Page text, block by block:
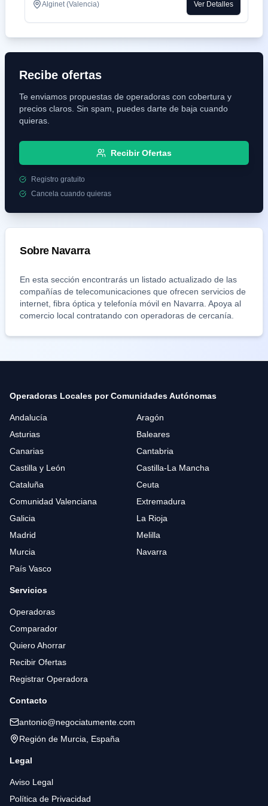
Alginet (Valencia) Ver Detalles
Recibe ofertas
Te enviamos propuestas de operadoras con cobertura y
precios claros. Sin spam, puedes darte de baja cuando
quieras.
Recibir Ofertas
Registro gratuito
Cancela cuando quieras
Sobre Navarra
En esta sección encontrarás un listado actualizado de las
compañías de telecomunicaciones que ofrecen servicios de
internet, fibra óptica y telefonía móvil en Navarra . Apoya al
comercio local contratando con operadoras de cercanía.
Operadoras Locales por Comunidades Autónomas
Andalucía
Aragón
Asturias
Baleares
Canarias
Cantabria
Castilla y León
Castilla-La Mancha
Cataluña
Ceuta
Comunidad Valenciana
Extremadura
Galicia
La Rioja
Madrid
Melilla
Murcia
Navarra
País Vasco
Servicios
Operadoras
Comparador
Quiero Ahorrar
Recibir Ofertas
Registrar Operadora
Contacto
antonio@negociatumente.com
Región de Murcia, España
Legal
Aviso Legal
Política de Privacidad